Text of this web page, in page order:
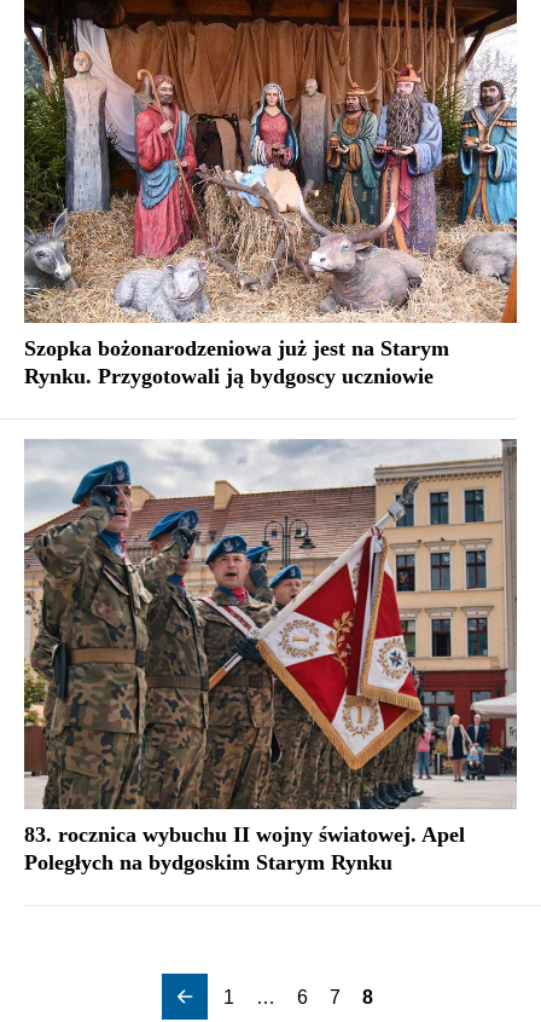
Szopka bożonarodzeniowa już jest na Starym
Rynku. Przygotowali ją bydgoscy uczniowie
83. rocznica wybuchu II wojny światowej. Apel
Poległych na bydgoskim Starym Rynku
1 … 6 7 8